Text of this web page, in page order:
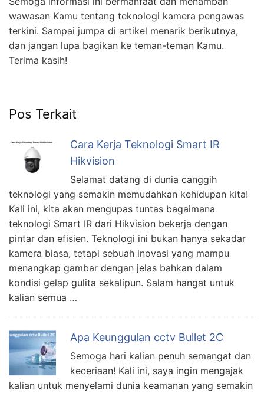
wawasan Kamu tentang teknologi kamera pengawas
terkini. Sampai jumpa di artikel menarik berikutnya,
dan jangan lupa bagikan ke teman-teman Kamu.
Terima kasih!
Pos Terkait
Cara Kerja Teknologi Smart IR
Hikvision
Selamat datang di dunia canggih
teknologi yang semakin memudahkan kehidupan kita!
Kali ini, kita akan mengupas tuntas bagaimana
teknologi Smart IR dari Hikvision bekerja dengan
pintar dan efisien. Teknologi ini bukan hanya sekadar
kamera biasa, tetapi sebuah inovasi yang mampu
menangkap gambar dengan jelas bahkan dalam
kondisi gelap gulita sekalipun. Salam hangat untuk
kalian semua …
Apa Keunggulan cctv Bullet 2C
Semoga hari kalian penuh semangat dan
keceriaan! Kali ini, saya ingin mengajak
kalian untuk menyelami dunia keamanan yang semakin